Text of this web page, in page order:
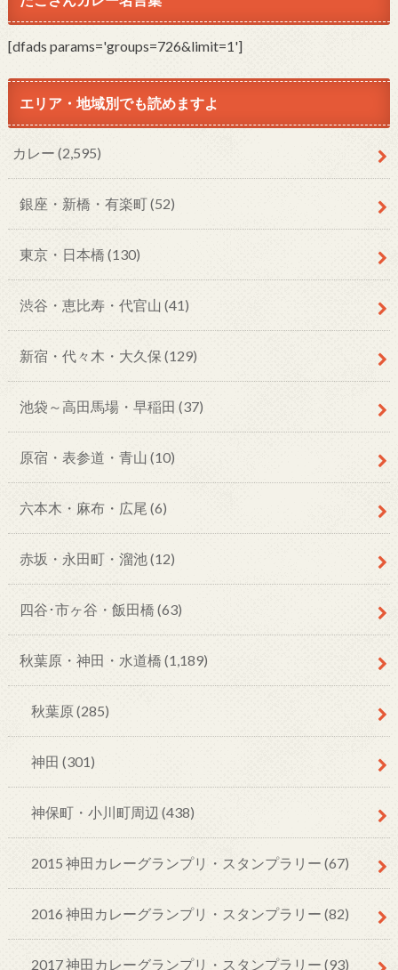
[dfads params='groups=726&limit=1']
エリア・地域別でも読めますよ
カレー (2,595)
銀座・新橋・有楽町(52)
東京・日本橋 (130)
渋谷・恵比寿・代官山 (41)
新宿・代々木・大久保 (129)
池袋～高田馬場・早稲田 (37)
原宿・表参道・青山 (10)
六本木・麻布・広尾 (6)
赤坂・永田町・溜池(12)
四谷･市ヶ谷・飯田橋 (63)
秋葉原・神田・水道橋 (1,189)
秋葉原 (285)
神田 (301)
神保町・小川町周辺 (438)
2015 神田カレーグランプリ・スタンプラリー (67)
2016 神田カレーグランプリ・スタンプラリー (82)
2017 神田カレーグランプリ・スタンプラリー (93)